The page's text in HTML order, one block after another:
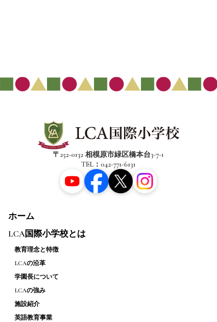
〒252-0132 相模原市緑区橋本台3-7-1
TEL：042-771-6131
ホーム
LCA国際小学校とは
教育理念と特徴
LCAの沿革
学園長について
LCAの強み
施設紹介
英語教育事業